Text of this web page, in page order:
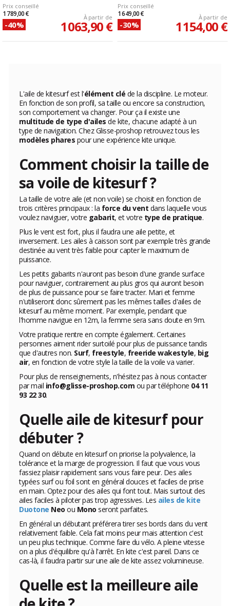
Prix conseillé
1 789,00 €
-40%
À partir de
1 063,90 €
Prix conseillé
1 649,00 €
-30%
À partir de
1 154,00 €
L'aile de kitesurf est l'élément clé de la discipline. Le moteur.
En fonction de son profil, sa taille ou encore sa construction,
son comportement va changer. Pour ça il existe une
multitude de type d'ailes de kite, chacune adapté à un
type de navigation. Chez Glisse-proshop retrouvez tous les
modèles phares pour une expérience kite unique.
Comment choisir la taille de
sa voile de kitesurf ?
La taille de votre aile (et non voile) se choisit en fonction de
trois critères principaux : la force du vent dans laquelle vous
voulez naviguer, votre gabarit, et votre type de pratique.
Plus le vent est fort, plus il faudra une aile petite, et
inversement. Les ailes à caisson sont par exemple très grande
destinée au vent très faible pour capter le maximum de
puissance.
Les petits gabarits n'auront pas besoin d'une grande surface
pour naviguer, contrairement au plus gros qui auront besoin
de plus de puissance pour se faire tracter. Mari et femme
n'utiliseront donc sûrement pas les mêmes tailles d'ailes de
kitesurf au même moment. Par exemple, pendant que
l'homme navigue en 12m, la femme sera sans doute en 9m.
Votre pratique rentre en compte également. Certaines
personnes aiment rider surtoilé pour plus de puissance tandis
que d'autres non. Surf, freestyle, freeride wakestyle, big
air, en fonction de votre style la taille de la voile va varier.
Pour plus de renseignements, n'hésitez pas à nous contacter
par mail info@glisse-proshop.com ou par téléphone 04 11
93 22 30.
Quelle aile de kitesurf pour
débuter ?
Quand on débute en kitesurf on priorise la polyvalence, la
tolérance et la marge de progression. Il faut que vous vous
fassiez plaisir rapidement sans vous faire peur. Des ailes
typées surf ou foil sont en général douces et faciles de prise
en main. Optez pour des ailes qui font tout. Mais surtout des
ailes faciles à piloter pas trop agressives. Les ailes de kite
Duotone Neo ou Mono seront parfaites.
En général un débutant préférera tirer ses bords dans du vent
relativement faible. Cela fait moins peur mais attention c'est
un peu plus technique. Comme faire du vélo. A pleine vitesse
on a plus d'équilibre qu'à l'arrêt. En kite c'est pareil. Dans ce
cas-là, il faudra partir sur une aile de kite assez volumineuse.
Quelle est la meilleure aile